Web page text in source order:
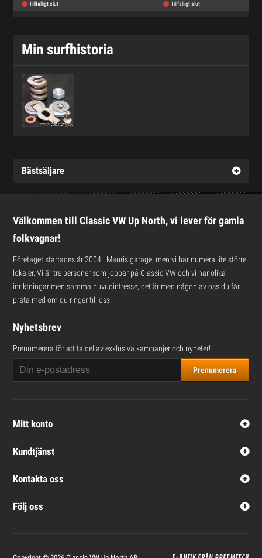
Bästsäljare
Tillfälligt slut Tillfälligt slut
Min surfhistoria
Välkommen till Classic VW Up North, vi lever för gamla
folkvagnar!
Företaget startades år 2004 i Mauris garage, men vi har numera lite större
lokaler. Vi är tre personer som jobbar på Classic VW och vi har olika
inriktningar men samma huvudintresse, det är med någon av oss du får
prata med om du ringer till oss.
Nyhetsbrev
Prenumerera för att ta del av exklusiva kampanjer och nyheter!
Prenumerera
Mitt konto
Kundtjänst
Kontakta oss
Följ oss